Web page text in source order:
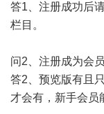
答1、注册成功后
栏目。
问2、注册成为会
答2、预览版有且
才会有，新手会员